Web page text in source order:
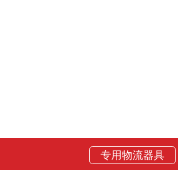
专用物流器具